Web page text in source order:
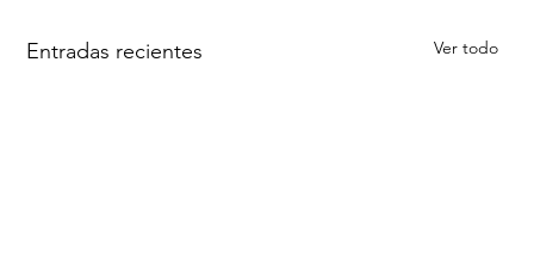
Entradas recientes Ver todo